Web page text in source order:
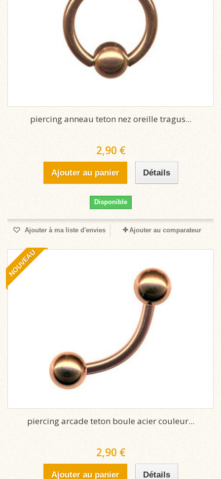
piercing anneau teton nez oreille tragus...
2,90 €
Ajouter au panier Détails
Disponible
Ajouter à ma liste d'envies Ajouter au comparateur
NOUVEAU
piercing arcade teton boule acier couleur...
2,90 €
Ajouter au panier Détails